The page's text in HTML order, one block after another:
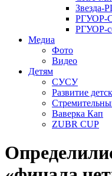
Звезда-
РГУОР-
РГУОР-
Медиа
Фото
Видео
Детям
СУСУ
Развитие
Ваверка Кап
ZUBR CUP